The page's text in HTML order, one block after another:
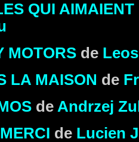
QUI
MOTORS de
LA MAISON de
de Andrzej
de Lucien